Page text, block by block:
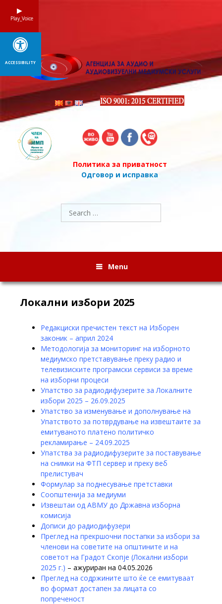
Политика за приватност
Одговор и исправка
Search
for:
Menu
Локални избори 2025
Редакциски пречистен текст на Изборен
законик – април 2024
Методологија за мониторинг на изборното
медиумско претставување преку радио и
телевизиските програмски сервиси за време
на изборни процеси
Упатство за радиодифузерите за Локалните
избори 2025 – 26.09.2025
Упатство за изменување и дополнување на
Упатството за потврдување на извештаите за
емитуваното платено политичко
рекламирање – 24.09.2025
Упатства за радиодифузерите за поставување
на снимки на ФТП сервер и преку веб
прелистувач
Формулар за поднесување претставки
Соопштенија за медиуми
Извештаи од АВМУ до Државна изборна
комисија
Дописи до радиодифузери
Преглед на прекршочни постапки за избори за
членови на советите на општините и на
советот на Градот Скопје (Локални избори
2025 г.) – ажуриран на 04.05.2026
Преглед на содржините што ќе се емитуваат
во формат достапен за лицата со
попреченост
Play_Voice
ACCESSIBILITY